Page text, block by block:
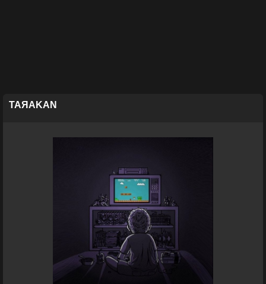
TAЯAKAN